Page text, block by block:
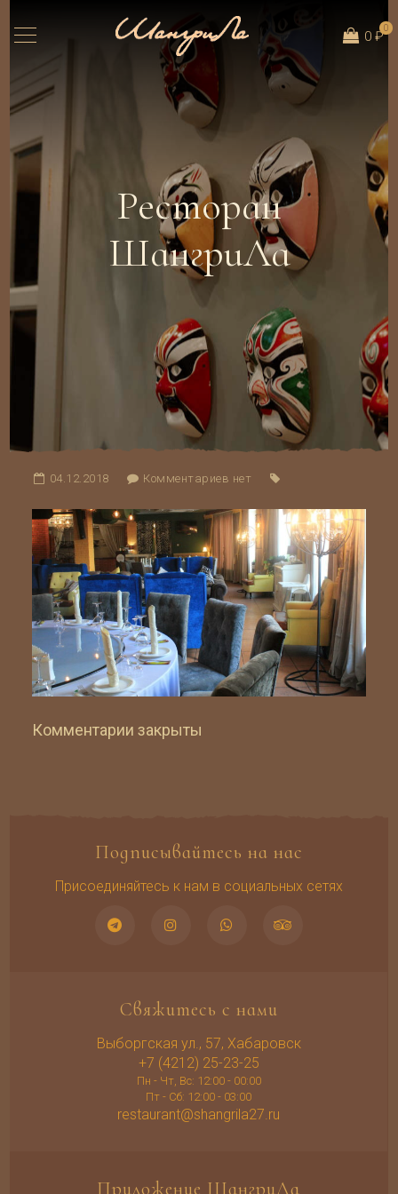
0
0 ₽
Ресторан
ШангриЛа
04.12.2018 Комментариев нет
Комментарии закрыты
Подписывайтесь на нас
Присоединяйтесь к нам в социальных сетях
Свяжитесь с нами
Выборгская ул., 57, Хабаровск
+7 (4212) 25-23-25
Пн - Чт, Вс: 12:00 - 00:00
Пт - Сб: 12:00 - 03:00
restaurant@shangrila27.ru
Приложение ШангриЛа